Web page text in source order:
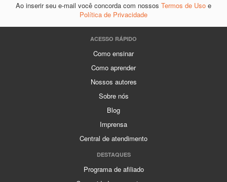
Ao inserir seu e-mail você concorda com nossos Termos de Uso e
Política de Privacidade
ACESSO RÁPIDO
Como ensinar
Como aprender
Nossos autores
Sobre nós
Blog
Imprensa
Central de atendimento
DESTAQUES
Programa de afiliado